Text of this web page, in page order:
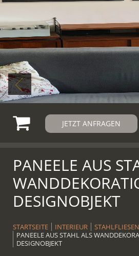
JETZT ANFRAGEN
PANEELE AUS
DESIGNOBJEKT
STARTSEITE INTERIEUR
STAHLFLIESEN
PANEELE AUS STAHL ALS
DESIGNOBJEKT